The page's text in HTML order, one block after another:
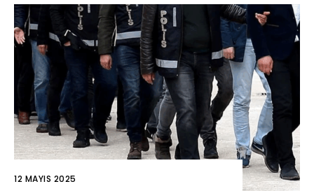
12 MAYIS 2025